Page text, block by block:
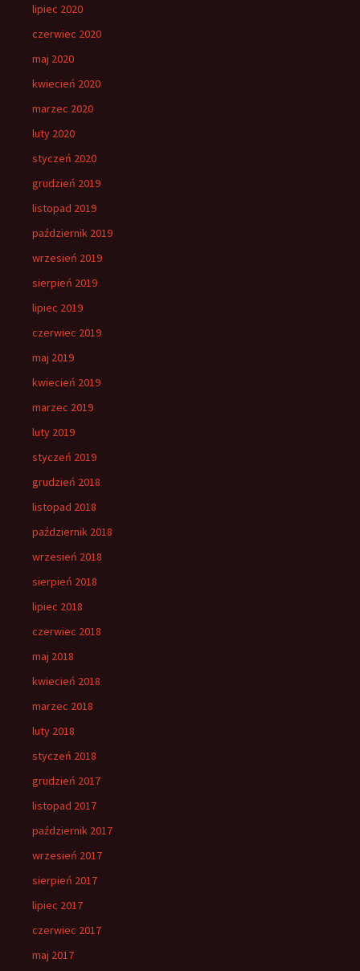
lipiec 2020
czerwiec 2020
maj 2020
kwiecień 2020
marzec 2020
luty 2020
styczeń 2020
grudzień 2019
listopad 2019
październik 2019
wrzesień 2019
sierpień 2019
lipiec 2019
czerwiec 2019
maj 2019
kwiecień 2019
marzec 2019
luty 2019
styczeń 2019
grudzień 2018
listopad 2018
październik 2018
wrzesień 2018
sierpień 2018
lipiec 2018
czerwiec 2018
maj 2018
kwiecień 2018
marzec 2018
luty 2018
styczeń 2018
grudzień 2017
listopad 2017
październik 2017
wrzesień 2017
sierpień 2017
lipiec 2017
czerwiec 2017
maj 2017